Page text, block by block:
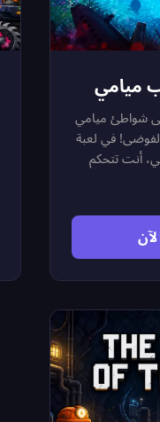
ميامي
شواطئ ميامي
في لعبة
أنت تتحكم
طريقك.
أغرق
وحاول
والمروحيات في
على صحتك
ارقَ في لوحة
وحطم
كل شيء دون
الإفلات من
قوته؟